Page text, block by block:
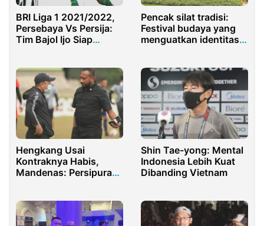
BRI Liga 1 2021/2022,
Persebaya Vs Persija:
Tim Bajol Ijo Siap
Pencak silat tradisi:
Festival budaya yang
menguatkan identitas
Hengkang Usai
Kontraknya Habis,
Mandenas: Persipura
Shin Tae-yong: Mental
Indonesia Lebih Kuat
Dibanding Vietnam